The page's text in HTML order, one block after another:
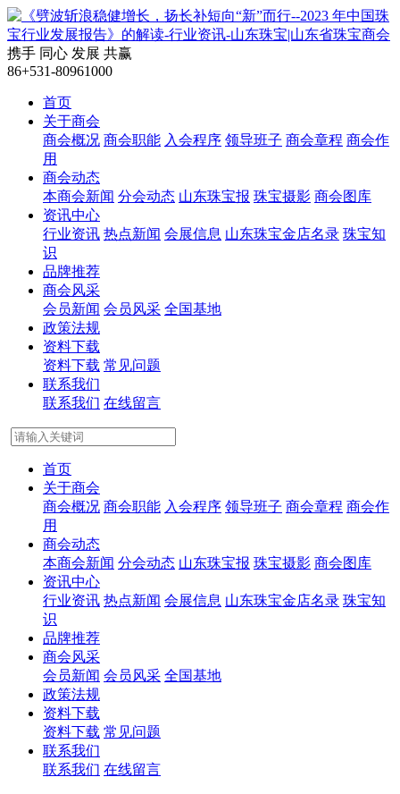
携手 同心 发展 共赢
86+531-80961000
首页
关于商会
商会概况 商会职能 入会程序 领导班子 商会章程 商会作
用
商会动态
本商会新闻 分会动态 山东珠宝报 珠宝摄影 商会图库
资讯中心
行业资讯 热点新闻 会展信息 山东珠宝金店名录 珠宝知
识
品牌推荐
商会风采
会员新闻 会员风采 全国基地
政策法规
资料下载
资料下载 常见问题
联系我们
联系我们 在线留言
首页
关于商会
商会概况 商会职能 入会程序 领导班子 商会章程 商会作
用
商会动态
本商会新闻 分会动态 山东珠宝报 珠宝摄影 商会图库
资讯中心
行业资讯 热点新闻 会展信息 山东珠宝金店名录 珠宝知
识
品牌推荐
商会风采
会员新闻 会员风采 全国基地
政策法规
资料下载
资料下载 常见问题
联系我们
联系我们 在线留言